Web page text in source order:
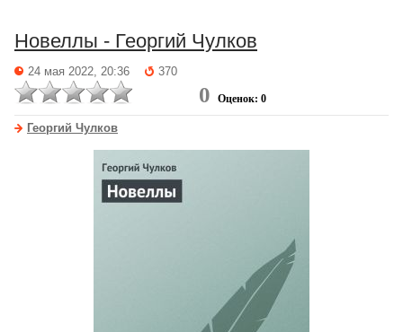
Новеллы - Георгий Чулков
24 мая 2022, 20:36 370
0 Оценок: 0
Георгий Чулков